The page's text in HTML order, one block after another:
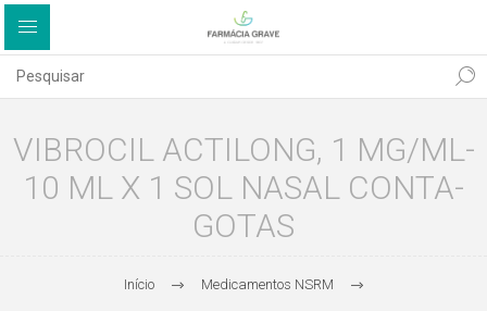
VIBROCIL ACTILONG, 1 MG/ML-
10 ML X 1 SOL NASAL CONTA-
GOTAS
Início Medicamentos NSRM